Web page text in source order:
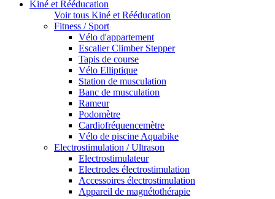
Kiné et Rééducation
Voir tous Kiné et Rééducation
Fitness / Sport
Vélo d'appartement
Escalier Climber Stepper
Tapis de course
Vélo Elliptique
Station de musculation
Banc de musculation
Rameur
Podomètre
Cardiofréquencemètre
Vélo de piscine Aquabike
Electrostimulation / Ultrason
Electrostimulateur
Electrodes électrostimulation
Accessoires électrostimulation
Appareil de magnétothérapie